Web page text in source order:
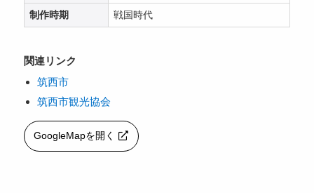
制作時期 戦国時代
関連リンク
筑西市
筑西市観光協会
GoogleMapを開く